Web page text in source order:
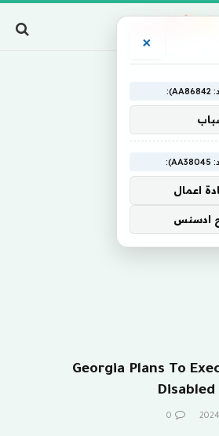
Georgia Plans To
0
×
اعمال
ادسنس